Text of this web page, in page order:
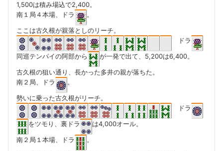
1,500は積み場込で2,400。
南１局４本場、ドラ
。
ここは古久根が親落としのリーチ。
ドラ
同巡テンパイの阿部から
が一発で出て、5,200は6,400。
古久根の狙い通り、長かった多井の親が落ちた。
南２局、ドラ
。
勢いに乗った古久根がリーチ。
ドラ
をツモり、裏ドラ
は4,000オール。
南２局１本場、ドラ
。